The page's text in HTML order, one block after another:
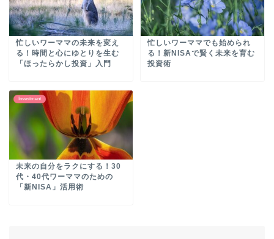
忙しいワーママの未来を変え
る！時間と心にゆとりを生む
「ほったらかし投資」入門
忙しいワーママでも始められ
る！新NISAで賢く未来を育む
投資術
Investment
未来の自分をラクにする！30
代・40代ワーママのための
「新NISA」活用術